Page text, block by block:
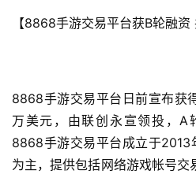
【8868手游交易平台获B轮融资
8868手游交易平台日前宣布获
万美元，由联创永宣领投，A
8868手游交易平台成立于2013
为主，提供包括网络游戏帐号